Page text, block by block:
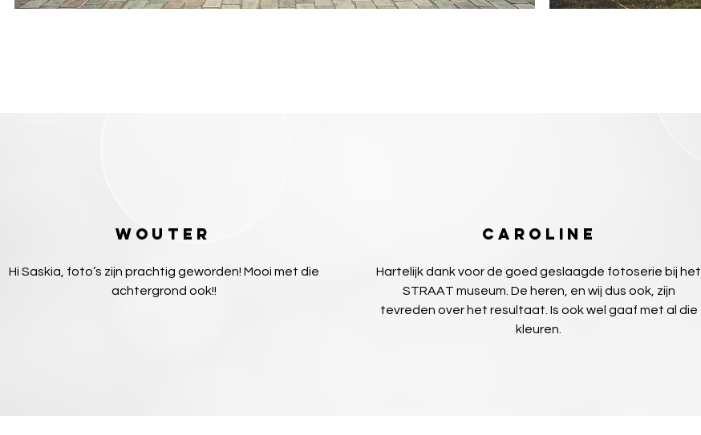
Wouter
Hi Saskia, foto’s zijn prachtig geworden! Mooi met die
achtergrond ook!!
Caroline
Hartelijk dank voor de goed geslaagde fotoserie bij het
STRAAT museum. De heren, en wij dus ook, zijn
tevreden over het resultaat. Is ook wel gaaf met al die
kleuren.